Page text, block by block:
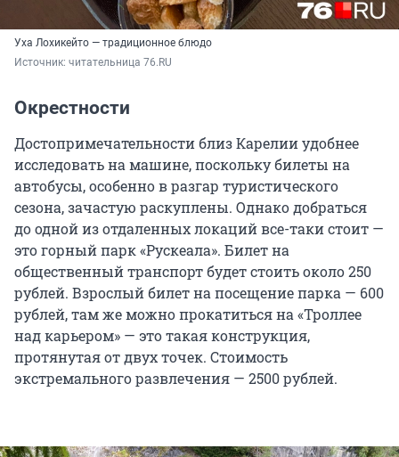
Уха Лохикейто — традиционное блюдо
Источник: читательница 76.RU
Окрестности
Достопримечательности близ Карелии удобнее
исследовать на машине, поскольку билеты на
автобусы, особенно в разгар туристического
сезона, зачастую раскуплены. Однако добраться
до одной из отдаленных локаций все-таки стоит —
это горный парк «Рускеала». Билет на
общественный транспорт будет стоить около 250
рублей. Взрослый билет на посещение парка — 600
рублей, там же можно прокатиться на «Троллее
над карьером» — это такая конструкция,
протянутая от двух точек. Стоимость
экстремального развлечения — 2500 рублей.